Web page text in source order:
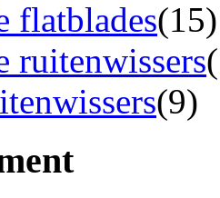
flatblades(15)
ruitenwissers
(9)